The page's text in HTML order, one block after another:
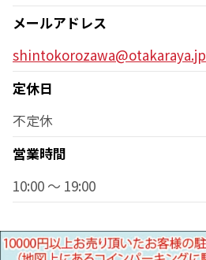
メールアドレス
shintokorozawa@otakaraya.jp
定休日
不定休
営業時間
10:00 ～ 19:00